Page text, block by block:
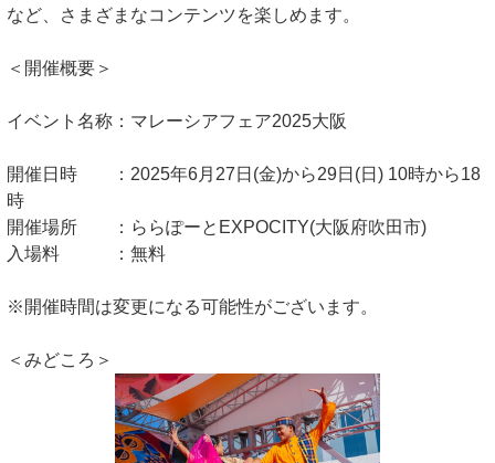
など、さまざまなコンテンツを楽しめます。
＜開催概要＞
イベント名称：マレーシアフェア2025大阪
開催日時 ：2025年6月27日(金)から29日(日) 10時から18
時
開催場所 ：ららぽーとEXPOCITY(大阪府吹田市)
入場料 ：無料
※開催時間は変更になる可能性がございます。
＜みどころ＞